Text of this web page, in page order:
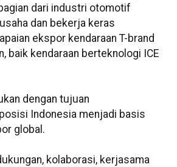
dari industri otomotif
dan bekerja keras
ekspor kendaraan T-brand
baik kendaraan berteknologi ICE
dengan tujuan
Indonesia menjadi basis
global.
kolaborasi, kerjasama